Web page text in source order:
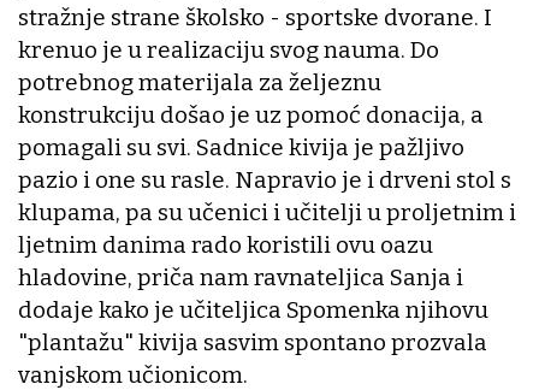
stražnje strane školsko - sportske dvorane. I
krenuo je u realizaciju svog nauma. Do
potrebnog materijala za željeznu
konstrukciju došao je uz pomoć donacija, a
pomagali su svi. Sadnice kivija je pažljivo
pazio i one su rasle. Napravio je i drveni stol s
klupama, pa su učenici i učitelji u proljetnim i
ljetnim danima rado koristili ovu oazu
hladovine, priča nam ravnateljica Sanja i
dodaje kako je učiteljica Spomenka njihovu
"plantažu" kivija sasvim spontano prozvala
vanjskom učionicom.